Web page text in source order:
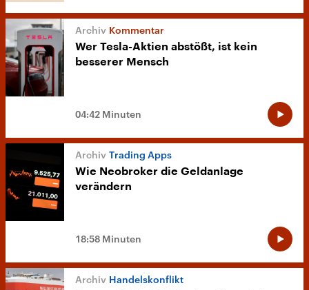
Kommentar
Wer Tesla-Aktien abstößt, ist kein
besserer Mensch
04:42 Minuten
Trading Apps
Wie Neobroker die Geldanlage
verändern
18:58 Minuten
Handelskonflikt